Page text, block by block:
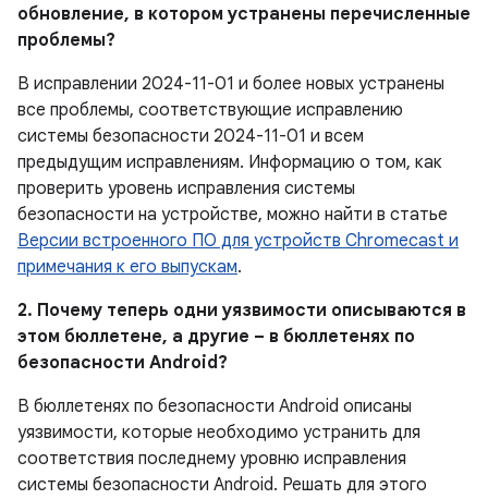
обновление, в котором устранены перечисленные
проблемы?
В исправлении 2024-11-01 и более новых устранены
все проблемы, соответствующие исправлению
системы безопасности 2024-11-01 и всем
предыдущим исправлениям. Информацию о том, как
проверить уровень исправления системы
безопасности на устройстве, можно найти в статье
Версии встроенного ПО для устройств Chromecast и
примечания к его выпускам.
2. Почему теперь одни уязвимости описываются в
этом бюллетене, а другие – в бюллетенях по
безопасности Android?
В бюллетенях по безопасности Android описаны
уязвимости, которые необходимо устранить для
соответствия последнему уровню исправления
системы безопасности Android. Решать для этого